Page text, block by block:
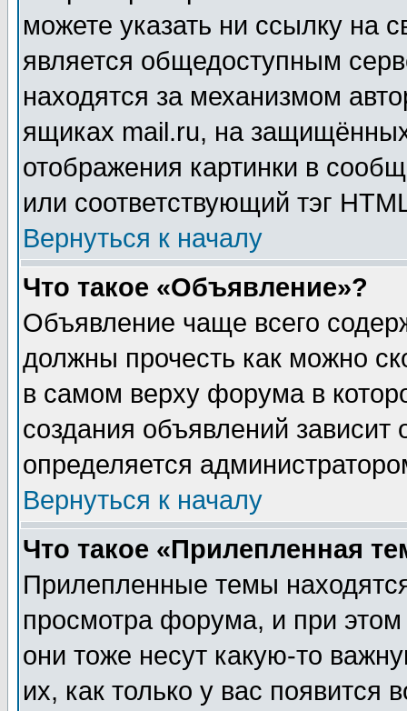
можете указать ни ссылку на
является общедоступным
находятся за механизмом
ящиках mail.ru, на
отображения картинки в
или соответствующий тэг
Вернуться к началу
Что такое «Объявление»?
Объявление чаще всего
должны прочесть как можно
в самом верху форума в
создания объявлений зависит
определяется
Вернуться к началу
Что такое «Прилепленная
Прилепленные темы
просмотра форума, и при
они тоже несут какую-то
их, как только у вас появится